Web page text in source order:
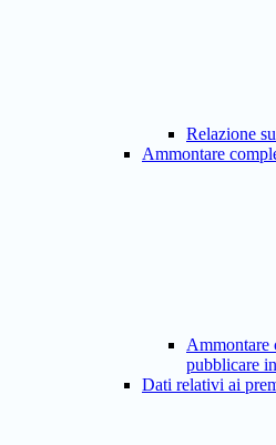
Relazione
Ammontare
Ammontare
pubblicare
Dati relativi ai